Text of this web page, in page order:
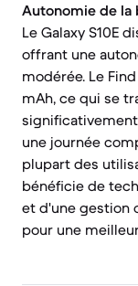
Autonomie de la
Le Galaxy S10E
offrant une
modérée. Le
mAh, ce qui se
une journée
plupart des
bénéficie de
et d'une gestion
pour une